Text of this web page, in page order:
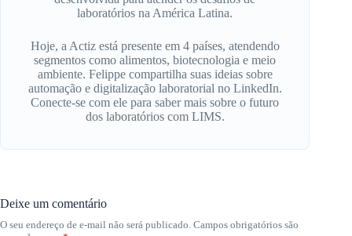
laboratórios na América Latina.
Hoje, a Actiz está presente em 4 países, atendendo
segmentos como alimentos, biotecnologia e meio
ambiente. Felippe compartilha suas ideias sobre
automação e digitalização laboratorial no LinkedIn.
Conecte-se com ele para saber mais sobre o futuro
dos laboratórios com LIMS.
Deixe um comentário
O seu endereço de e-mail não será publicado. Campos obrigatórios são